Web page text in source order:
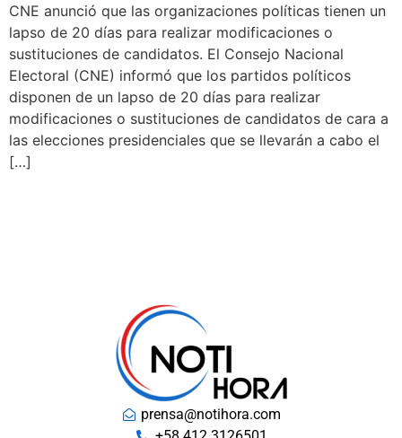
CNE anunció que las organizaciones políticas tienen un
lapso de 20 días para realizar modificaciones o
sustituciones de candidatos. El Consejo Nacional
Electoral (CNE) informó que los partidos políticos
disponen de un lapso de 20 días para realizar
modificaciones o sustituciones de candidatos de cara a
las elecciones presidenciales que se llevarán a cabo el
[…]
prensa@notihora.com